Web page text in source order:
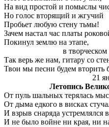
На вид простой и помыслы
Но голос вторящий и жгучий
Пробьет любую стену тьмы!
Зачем настал час платы
Покинул землю на этапе,
в творческом
Так верь же нам, гитару со
Твои мы песни будем вторить
21
Летопись
От пуль шальных терялась
От дыма едкого в висках
И взрыв снаряда устремлялся
И не было войне ни края, ни